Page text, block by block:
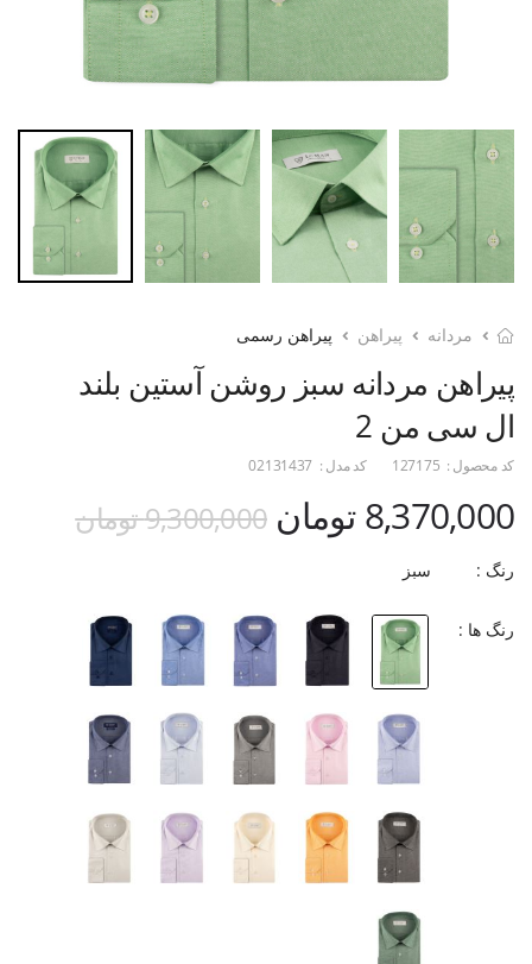
مردانه پیراهن پیراهن رسمی
پیراهن مردانه سبز روشن آستین بلند
ال سی من 2
کد محصول : 127175 کد مدل : 02131437
8,370,000 تومان 9,300,000 تومان
رنگ : سبز
رنگ ها :